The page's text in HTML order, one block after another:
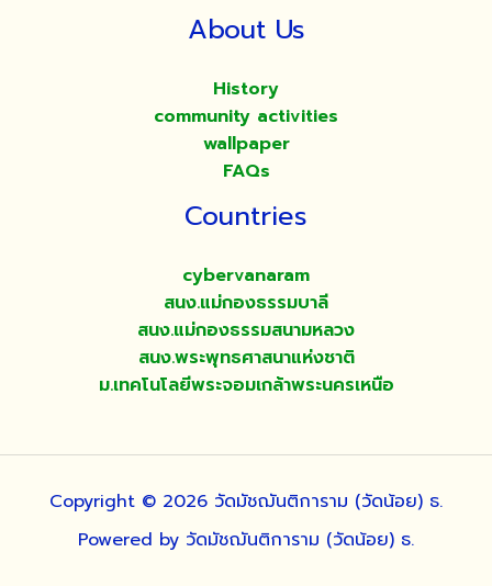
About Us
History
community activities
wallpaper
FAQs
Countries
cybervanaram
สนง.แม่กองธรรมบาลี
สนง.แม่กองธรรมสนามหลวง
สนง.พระพุทธศาสนาแห่งชาติ
ม.เทคโนโลยีพระจอมเกล้าพระนครเหนือ
Copyright © 2026 วัดมัชฌันติการาม (วัดน้อย) ธ.
Powered by วัดมัชฌันติการาม (วัดน้อย) ธ.